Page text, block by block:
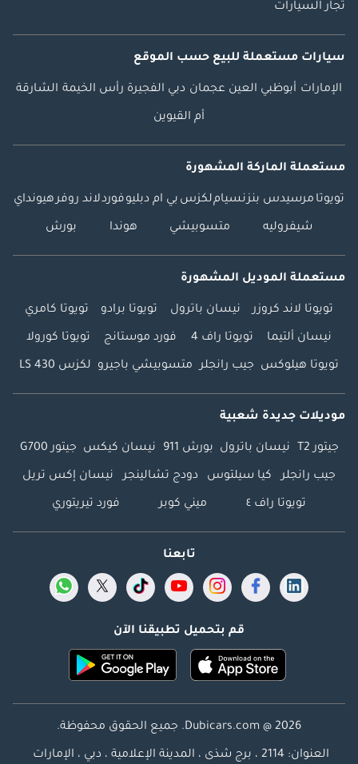
تجار السيارات
سيارات مستعملة للبيع حسب الموقع
الإمارات أبوظبي العين عجمان دبي الفجيرة رأس الخيمة الشارقة
أم القيوين
مستعملة الماركة المشهورة
تويوتا مرسيدس بنزنسياملكزس بي ام دبليوفوردلاند روفرهيونداي
شيفروليه متسوبيشي هوندا بورش
مستعملة الموديل المشهورة
تويوتا لاند كروزر نيسان باترول تويوتا برادو تويوتا كامري
نيسان ألتيما تويوتا راف 4 فورد موستانج تويوتا كورولا
تويوتا هيلوكس جيب رانجلر متسوبيشي باجيرو لكزس LS 430
موديلات جديدة شعبية
جيتور T2 نيسان باترول بورش 911 نيسان كيكس جيتور G700
جيب رانجلر كيا سيلتوس دودج تشالينجر نيسان إكس تريل
تويوتا راف ٤ ميني كوبر فورد تيريتوري
تابعنا
قم بتحميل تطبيقنا الآن
Dubicars.com @ 2026. جميع الحقوق محفوظة.
العنوان: 2114 ، برج شذى ، المدينة الإعلامية ، دبي ، الإمارات